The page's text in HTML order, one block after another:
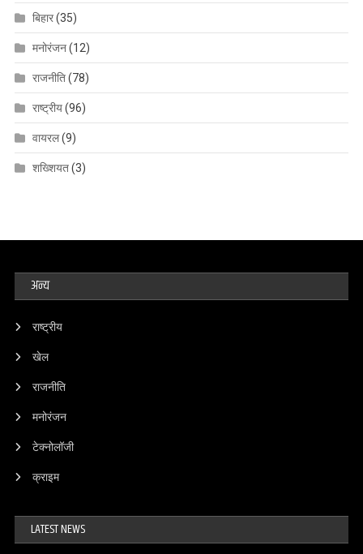
बिहार(35)
मनोरंजन(12)
राजनीति(78)
राष्ट्रीय(96)
वायरल(9)
शख्शियत(3)
अन्य
राष्ट्रीय
खेल
राजनीति
मनोरंजन
टेक्नोलॉजी
क्राइम
LATEST NEWS